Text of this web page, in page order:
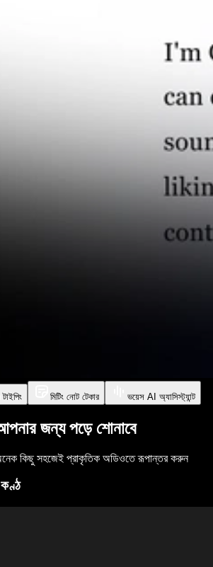
মিটিং নোট টেকার ভয়েস AI অ্যাসিস্ট্যান্ট
জন্য পড়ে শোনাবে
কিছু সহজেই প্রাকৃতিক অডিওতে রূপান্তর করুন